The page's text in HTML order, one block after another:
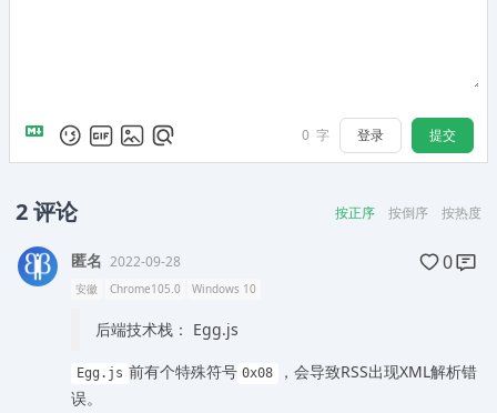
0 字 登录 提交
2评论 按正序 按倒序 按热度
匿名 2022-09-28 0
安徽 Chrome105.0 Windows 10
后端技术栈： Egg.js
Egg.js 前有个特殊符号 0x08
，会导致RSS出现XML解析错
误。